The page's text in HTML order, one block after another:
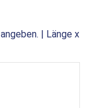
| Länge x